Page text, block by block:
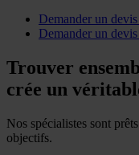
Demander un devis
Demander un devis
Trouver
crée un
Nos spécialistes sont
objectifs.